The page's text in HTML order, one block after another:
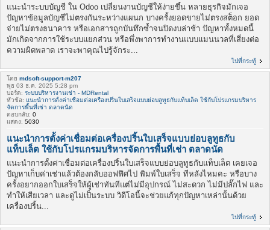
แนะนำระบบบัญชี ใน Odoo เปลี่ยนงานบัญชีให้ง่ายขึ้น หลายธุรกิจมักเจอ
ปัญหาข้อมูลบัญชีไม่ตรงกันระหว่างแผนก บางครั้งยอดขายไม่ตรงสต็อก ยอด
จ่ายไม่ตรงธนาคาร หรือเอกสารถูกบันทึกซ้ำจนปิดงบล่าช้า ปัญหาทั้งหมดนี้
มักเกิดจากการใช้ระบบแยกส่วน หรือพึ่งพาการทำงานแบบแมนนวลที่เสี่ยงต่อ
ความผิดพลาด เราจะพาคุณไปรู้จักระ...
ไปที่กระทู้
โดย mdsoft-support-m207
พุธ 03 ธ.ค. 2025 5:28 pm
บอร์ด: ระบบบริหารงานเช่า - MDRental
หัวข้อ: แนะนำการตั้งค่าเชื่อมต่อเครื่องปริ้นใบเสร็จแบบย่อบลูทูธกับแท็บเล็ต ใช้กับโปรแกรมบริหาร
จัดการพื้นที่เช่า ตลาดนัด
ตอบกลับ: 0
แสดง: 5030
แนะนำการตั้งค่าเชื่อมต่อเครื่องปริ้นใบเสร็จแบบย่อบลูทูธกับ
แท็บเล็ต ใช้กับโปรแกรมบริหารจัดการพื้นที่เช่า ตลาดนัด
แนะนำการตั้งค่าเชื่อมต่อเครื่องปริ้นใบเสร็จแบบย่อบลูทูธกับแท็บเล็ต เคยเจอ
ปัญหาเก็บค่าเช่าแล้วต้องกลับออฟฟิศไป พิมพ์ใบเสร็จ ทีหลังไหมคะ หรือบาง
ครั้งอยากออกใบเสร็จให้ผู้เช่าทันทีแต่ไม่มีอุปกรณ์ ไม่สะดวก ไม่มีปลั๊กไฟ และ
ทำให้เสียเวลา และดูไม่เป็นระบบ วิดีโอนี้จะช่วยแก้ทุกปัญหาเหล่านั้นด้วย
เครื่องปริ้น...
ไปที่กระทู้